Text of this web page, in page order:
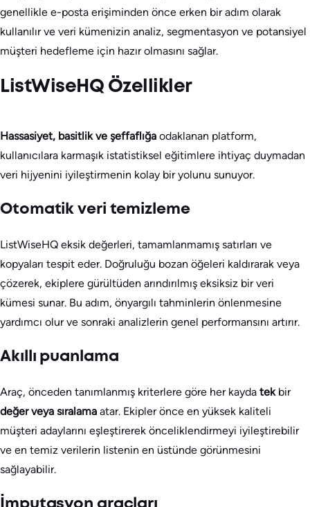
genellikle e-posta erişiminden önce erken bir adım olarak
kullanılır ve veri kümenizin analiz, segmentasyon ve potansiyel
müşteri hedefleme için hazır olmasını sağlar.
ListWiseHQ Özellikler
Hassasiyet, basitlik ve şeffaflığa odaklanan platform,
kullanıcılara karmaşık istatistiksel eğitimlere ihtiyaç duymadan
veri hijyenini iyileştirmenin kolay bir yolunu sunuyor.
Otomatik veri temizleme
ListWiseHQ eksik değerleri, tamamlanmamış satırları ve
kopyaları tespit eder. Doğruluğu bozan öğeleri kaldırarak veya
çözerek, ekiplere gürültüden arındırılmış eksiksiz bir veri
kümesi sunar. Bu adım, önyargılı tahminlerin önlenmesine
yardımcı olur ve sonraki analizlerin genel performansını artırır.
Akıllı puanlama
Araç, önceden tanımlanmış kriterlere göre her kayda tekbir
değer veya sıralama atar. Ekipler önce en yüksek kaliteli
müşteri adaylarını eşleştirerek önceliklendirmeyi iyileştirebilir
ve en temiz verilerin listenin en üstünde görünmesini
sağlayabilir.